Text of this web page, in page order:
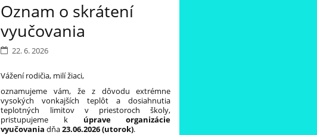
Oznam o skrátení
vyučovania
22. 6. 2026
Vážení rodičia, milí žiaci,
oznamujeme vám, že z dôvodu extrémne
vysokých vonkajších teplôt a dosiahnutia
teplotných limitov v priestoroch školy,
pristupujeme k úprave organizácie
vyučovania dňa23.06.2026 (utorok).